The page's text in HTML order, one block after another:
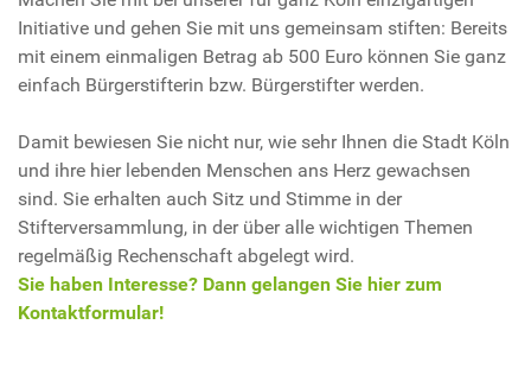
Initiative und gehen Sie mit uns gemeinsam stiften: Bereits
mit einem einmaligen Betrag ab 500 Euro können Sie ganz
einfach Bürgerstifterin bzw. Bürgerstifter werden.
Damit bewiesen Sie nicht nur, wie sehr Ihnen die Stadt Köln
und ihre hier lebenden Menschen ans Herz gewachsen
sind. Sie erhalten auch Sitz und Stimme in der
Stifterversammlung, in der über alle wichtigen Themen
regelmäßig Rechenschaft abgelegt wird.
Sie haben Interesse? Dann gelangen Sie hier zum
Kontaktformular!